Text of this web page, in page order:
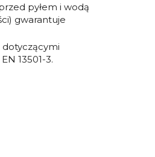
pyłem i wodą
gwarantuje
dotyczącymi
13501-3.